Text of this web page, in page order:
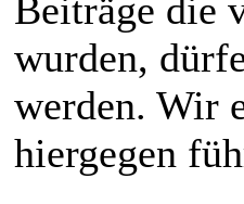
Beiträge die
wurden,
werden. Wir
hiergegen